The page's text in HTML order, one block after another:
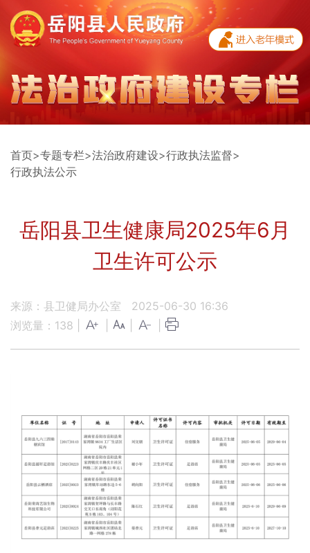
首页>专题专栏>法治政府建设>行政执法监督>
行政执法公示
岳阳县卫生健康局2025年6月
卫生许可公示
来源：县卫健局办公室
2025-06-30 16:36
浏览量： 138